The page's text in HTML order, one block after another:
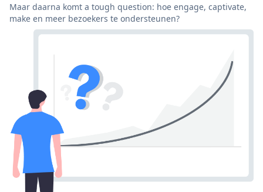
Maar daarna komt a tough question: hoe engage, captivate,
make en meer bezoekers te ondersteunen?